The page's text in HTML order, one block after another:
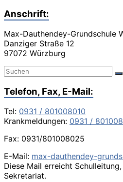
Anschrift:
Max-Dauthendey-Grundschule
Danziger Straße 12
97072 Würzburg
Telefon, Fax, E-Mail:
Tel: 0931 / 801008010
Krankmeldungen: 0931 /
Fax: 0931/801008025
E-Mail: max-dauthendey-
Diese Mail erreicht
Sekretariat.